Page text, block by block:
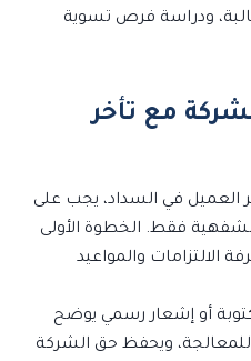
ودراسة فرص تسوية
مع تأخر
العميل في السداد، يجب على
الشفهية فقط. الخطوة الأولى
الالتزامات والمواعيد
أو إشعار رسمي يوضح
للمعالجة، ويحفظ حق الشركة